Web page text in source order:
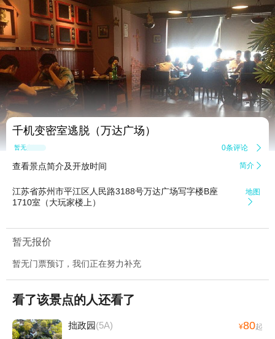
 4
千机变密室逃脱（万达广场）
暂无点评 0条评论 
查看景点简介及开放时间 简介 
江苏省苏州市平江区人民路3188号万达广场写字楼B座
1710室（大玩家楼上）
地图

暂无报价
暂无门票预订，我们正在努力补充
看了该景点的人还看了
拙政园(5A) ¥80起
